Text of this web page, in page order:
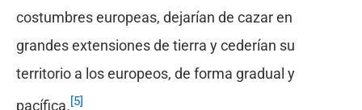
costumbres europeas, dejarían de cazar en
grandes extensiones de tierra y cederían su
territorio a los europeos, de forma gradual y
pacífica.[5]